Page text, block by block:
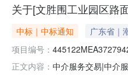
关于[文胜围工业园区路
中标｜中标通知 广东省｜
项目编号：
正文内容： 中介服务交易|中介